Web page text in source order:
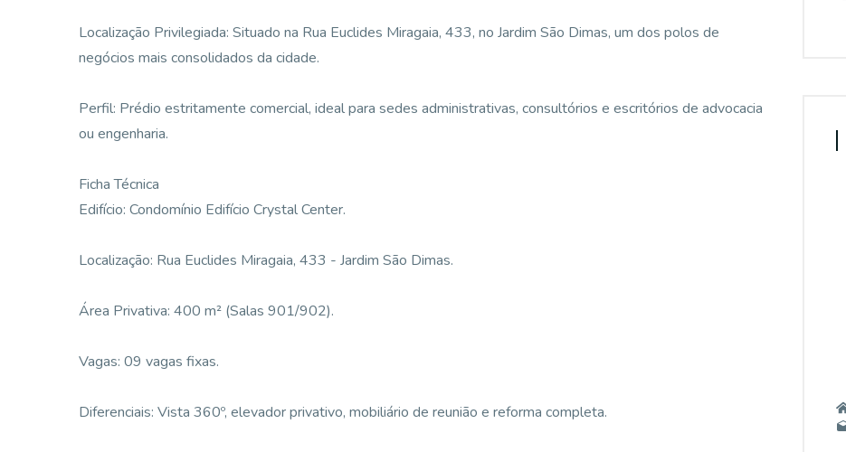
Localização Privilegiada: Situado na Rua Euclides Miragaia, 433, no Jardim São Dimas, um dos polos de
negócios mais consolidados da cidade.
Perfil: Prédio estritamente comercial, ideal para sedes administrativas, consultórios e escritórios de advocacia
ou engenharia.
Ficha Técnica
Edifício: Condomínio Edifício Crystal Center.
Localização: Rua Euclides Miragaia, 433 - Jardim São Dimas.
Área Privativa: 400 m² (Salas 901/902).
Vagas: 09 vagas fixas.
Diferenciais: Vista 360º, elevador privativo, mobiliário de reunião e reforma completa.